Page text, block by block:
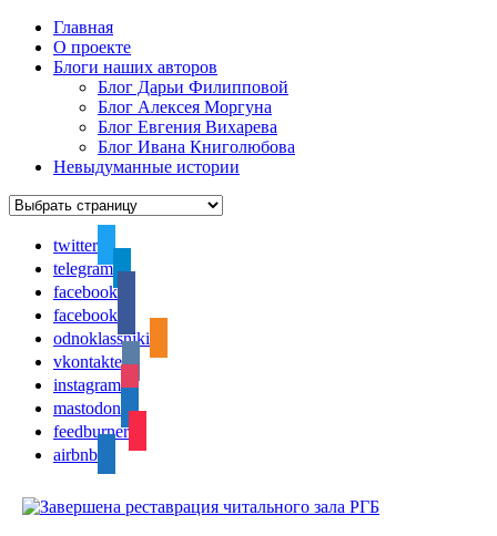
Главная
О проекте
Блоги наших авторов
Блог Дарьи Филипповой
Блог Алексея Моргуна
Блог Евгения Вихарева
Блог Ивана Книголюбова
Невыдуманные истории
twitter
telegram
facebook
facebook
odnoklassniki
vkontakte
instagram
mastodon
feedburner
airbnb